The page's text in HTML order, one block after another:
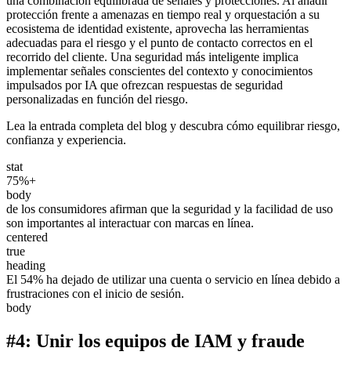
protección frente a amenazas en tiempo real y orquestación a su
ecosistema de identidad existente, aprovecha las herramientas
adecuadas para el riesgo y el punto de contacto correctos en el
recorrido del cliente. Una seguridad más inteligente implica
implementar señales conscientes del contexto y conocimientos
impulsados por IA que ofrezcan respuestas de seguridad
personalizadas en función del riesgo.
Lea la entrada completa del blog y descubra cómo equilibrar riesgo,
confianza y experiencia.
stat
75%+
body
de los consumidores afirman que la seguridad y la facilidad de uso
son importantes al interactuar con marcas en línea.
centered
true
heading
El 54% ha dejado de utilizar una cuenta o servicio en línea debido a
frustraciones con el inicio de sesión.
body
#4: Unir los equipos de IAM y fraude